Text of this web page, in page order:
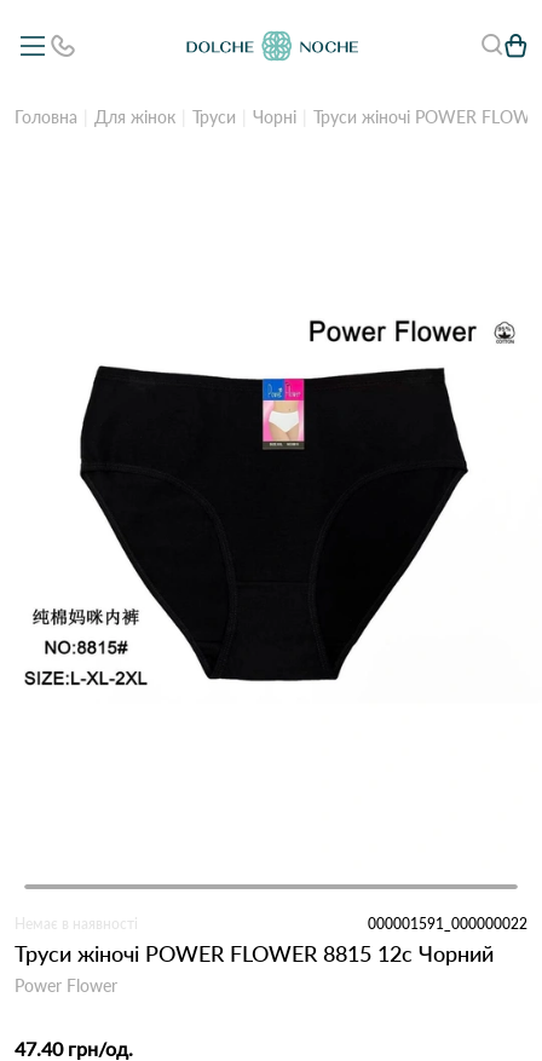
Головна Для жінок Труси Чорні Труси жіночі POWER
Немає в наявності 000001591_000000022
Труси жіночі POWER FLOWER 8815 12c Чорний
Power Flower
47.40 грн/од.